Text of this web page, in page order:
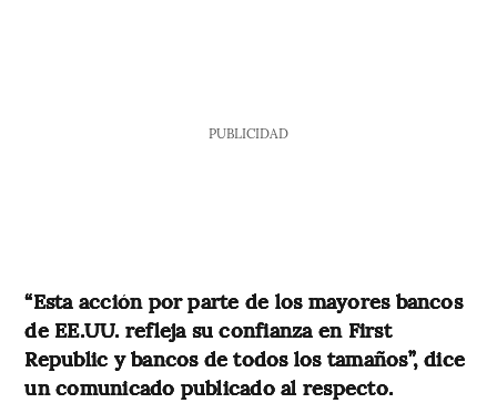
PUBLICIDAD
“Esta acción por parte de los mayores bancos
de EE.UU. refleja su confianza en First
Republic y bancos de todos los tamaños”, dice
un comunicado publicado al respecto.